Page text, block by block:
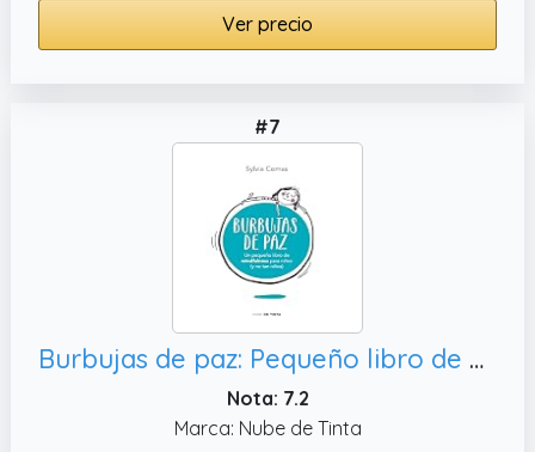
Ver precio
#7
Burbujas de paz: Pequeño libro de Mindfulness para niños (y no tan niños) (Nube de Tinta)
Nota: 7.2
Marca: Nube de Tinta